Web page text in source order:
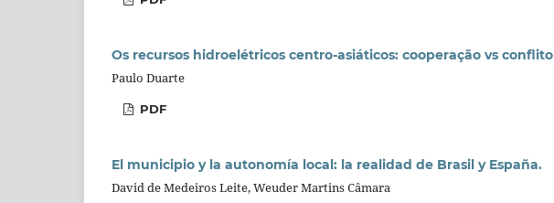
Os recursos hidroelétricos centro-asiáticos: cooperação vs conflito
Paulo Duarte
PDF
El municipio y la autonomía local: la realidad de Brasil y España.
David de Medeiros Leite, Weuder Martins Câmara